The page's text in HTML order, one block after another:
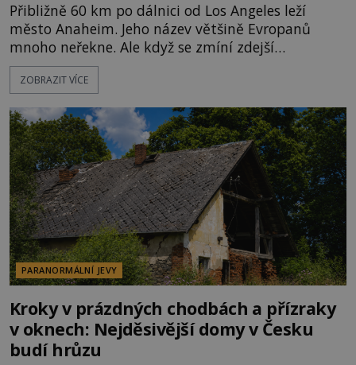
Přibližně 60 km po dálnici od Los Angeles leží
město Anaheim. Jeho název většině Evropanů
mnoho neřekne. Ale když se zmíní zdejší
Disneyland, je hned jasno. Zábavní park vyroste na
poklidném místě bývalého sadu pomerančovníků.
kolem 17 000 000 zábavychtivých lidí ročně. A ač je
velká snaha to utajit, někteří z
ZOBRAZIT VÍCE
PARANORMÁLNÍ JEVY
Kroky v prázdných chodbách a přízraky
v oknech: Nejděsivější domy v Česku
budí hrůzu